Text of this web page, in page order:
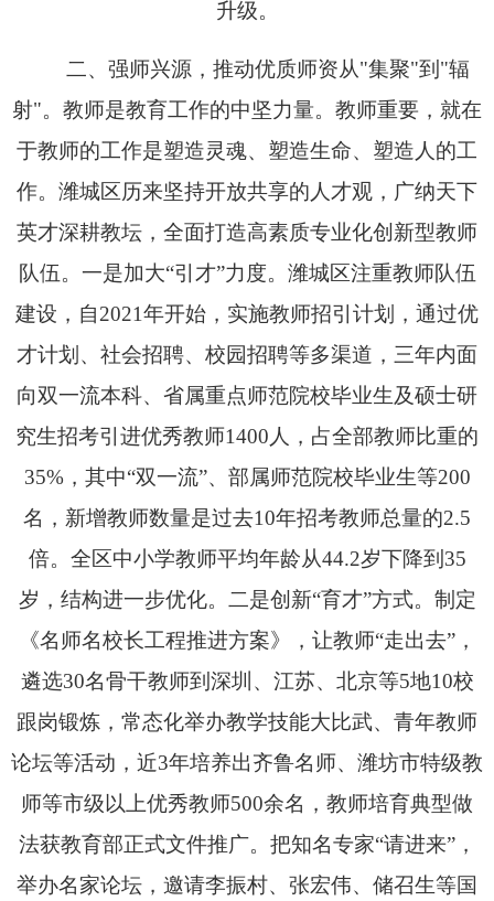
升级。
二、 强师兴源，推动优质师资从"集聚"到"辐
射"。 教师是教育工作的中坚力量。教师重要，就在
于教师的工作是塑造灵魂、塑造生命、塑造人的工
作。潍城区历来坚持开放共享的人才观，广纳天下
英才深耕教坛，全面打造高素质专业化创新型教师
队伍。一是加大“引才”力度。潍城区注重教师队伍
建设，自2021年开始，实施教师招引计划，通过优
才计划、社会招聘、校园招聘等多渠道，三年内面
向双一流本科、省属重点师范院校毕业生及硕士研
究生招考引进优秀教师1400人，占全部教师比重的
35%，其中“双一流”、部属师范院校毕业生等200
名，新增教师数量是过去10年招考教师总量的2.5
倍。全区中小学教师平均年龄从44.2岁下降到35
岁，结构进一步优化。二是创新“育才”方式。制定
《名师名校长工程推进方案》，让教师“走出去”，
遴选30名骨干教师到深圳、江苏、北京等5地10校
跟岗锻炼， 常态化举办教学技能大比武、青年教师
论坛等活动 ， 近3年培养出齐鲁名师、潍坊市特级教
师等市级以上优秀教师500余名，教师培育典型做
法获教育部正式文件推广。 把知名专家“请进来”，
举办名家论坛，邀请李振村、张宏伟、储召生等国